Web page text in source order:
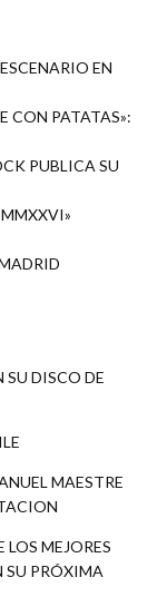
EN
CON PATATAS»:
PUBLICA SU
SU DISCO DE
MAESTRE
MEJORES
SU PRÓXIMA